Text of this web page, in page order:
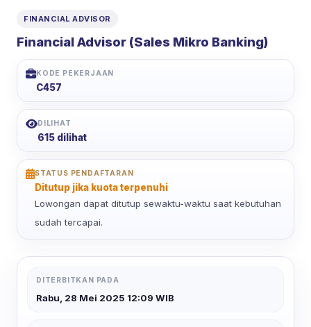
FINANCIAL ADVISOR
Financial Advisor (Sales Mikro Banking)
KODE PEKERJAAN
C457
DILIHAT
615 dilihat
STATUS PENDAFTARAN
Ditutup jika kuota terpenuhi
Lowongan dapat ditutup sewaktu-waktu saat kebutuhan
sudah tercapai.
DITERBITKAN PADA
Rabu, 28 Mei 2025 12:09 WIB